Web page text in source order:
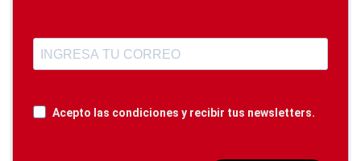
Acepto las condiciones y recibir tus newsletters.